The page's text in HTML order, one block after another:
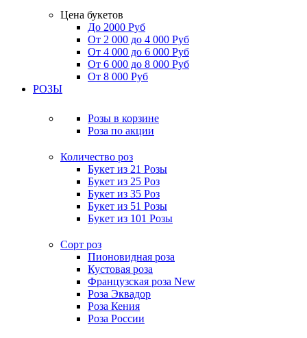
Цена букетов
До 2000 Руб
От 2 000 до 4 000 Руб
От 4 000 до 6 000 Руб
От 6 000 до 8 000 Руб
От 8 000 Руб
РОЗЫ
Розы в корзине
Роза по акции
Количество роз
Букет из 21 Розы
Букет из 25 Роз
Букет из 35 Роз
Букет из 51 Розы
Букет из 101 Розы
Сорт роз
Пионовидная роза
Кустовая роза
Французская роза New
Роза Эквадор
Роза Кения
Роза России